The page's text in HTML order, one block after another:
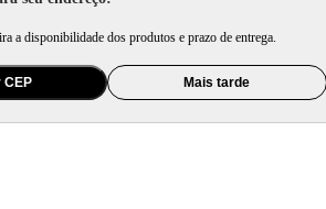
a disponibilidade dos produtos e prazo de entrega.
CEP Mais tarde